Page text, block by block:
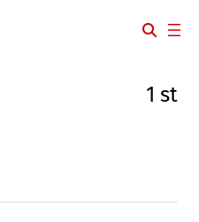
1 st